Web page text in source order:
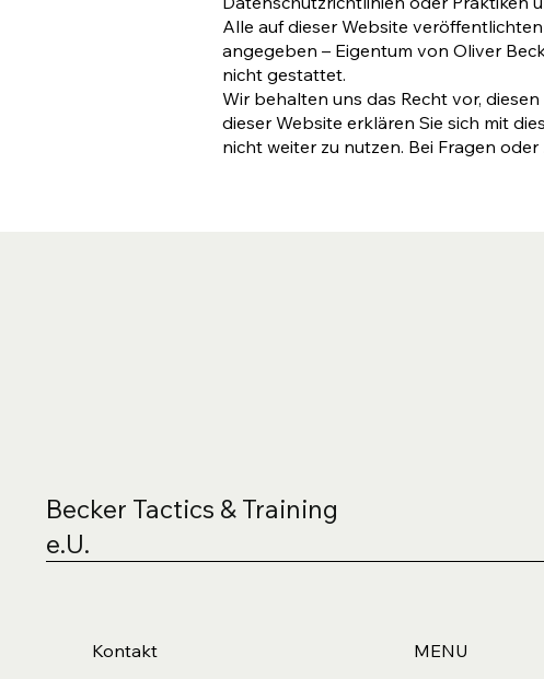
Alle auf dieser Website
angegeben – Eigentum von Oliver
nicht gestattet.
Wir behalten uns das Recht vor,
dieser Website erklären Sie sich mit
nicht weiter zu nutzen. Bei Fragen
Becker Tactics & Training
e.U.
Kontakt MENU